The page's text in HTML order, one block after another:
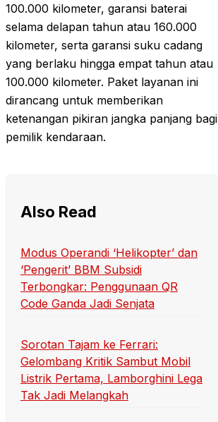
100.000 kilometer, garansi baterai
selama delapan tahun atau 160.000
kilometer, serta garansi suku cadang
yang berlaku hingga empat tahun atau
100.000 kilometer. Paket layanan ini
dirancang untuk memberikan
ketenangan pikiran jangka panjang bagi
pemilik kendaraan.
Also Read
Modus Operandi ‘Helikopter’ dan
‘Pengerit’ BBM Subsidi
Terbongkar: Penggunaan QR
Code Ganda Jadi Senjata
Sorotan Tajam ke Ferrari:
Gelombang Kritik Sambut Mobil
Listrik Pertama, Lamborghini Lega
Tak Jadi Melangkah